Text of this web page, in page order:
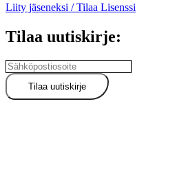
Liity jäseneksi / Tilaa Lisenssi
Tilaa uutiskirje: